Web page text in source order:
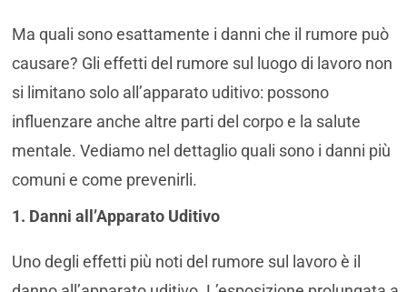
Ma quali sono esattamente i danni che il rumore può
causare? Gli effetti del rumore sul luogo di lavoro non
si limitano solo all’apparato uditivo: possono
influenzare anche altre parti del corpo e la salute
mentale. Vediamo nel dettaglio quali sono i danni più
comuni e come prevenirli.
1. Danni all’Apparato Uditivo
Uno degli effetti più noti del rumore sul lavoro è il